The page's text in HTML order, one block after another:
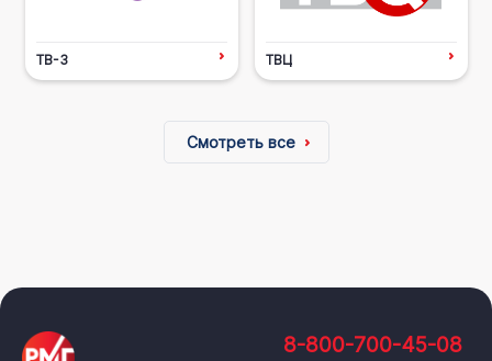
ТВ-3 ТВЦ
Смотреть все
8-800-700-45-08